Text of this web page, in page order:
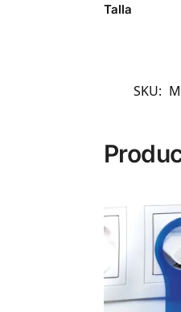
Talla
SKU: